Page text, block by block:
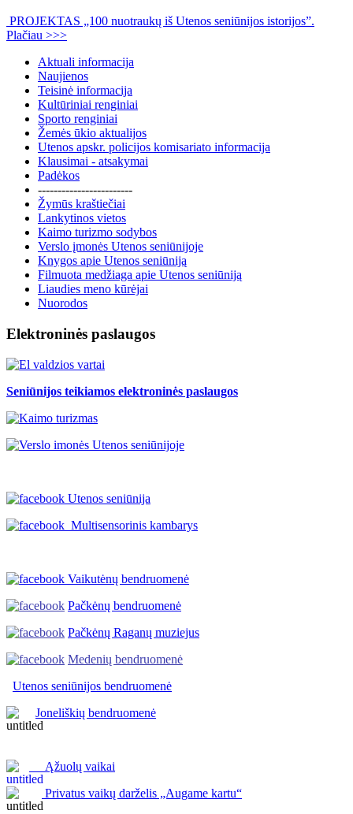
PROJEKTAS „100 nuotraukų iš Utenos seniūnijos istorijos”.
Plačiau >>>
Aktuali informacija
Naujienos
Teisinė informacija
Kultūriniai renginiai
Sporto renginiai
Žemės ūkio aktualijos
Utenos apskr. policijos komisariato informacija
Klausimai - atsakymai
Padėkos
------------------------
Žymūs kraštiečiai
Lankytinos vietos
Kaimo turizmo sodybos
Verslo įmonės Utenos seniūnijoje
Knygos apie Utenos seniūniją
Filmuota medžiaga apie Utenos seniūniją
Liaudies meno kūrėjai
Nuorodos
Elektroninės paslaugos
Seniūnijos teikiamos elektroninės paslaugos
Utenos seniūnija
Multisensorinis kambarys
Vaikutėnų bendruomenė
Pačkėnų bendruomenė
Pačkėnų Raganų muziejus
Medenių bendruomenė
Utenos seniūnijos bendruomenė
Joneliškių bendruomenė
Ąžuolų vaikai
Privatus vaikų darželis „Augame kartu“